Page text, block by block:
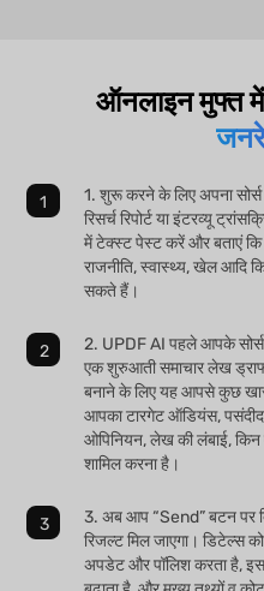
ऑनलाइन मुफ्त
1. शुरू करने के लिए अपना
रिसर्च रिपोर्ट या इंटरव्यू
में टेक्स्ट पेस्ट करें और बताएं
राजनीति, स्वास्थ्य, खेल आदि
सकते हैं।
2. UPDF AI पहले आपके
एक शुरुआती समाचार लेख
बनाने के लिए यह आपसे कुछ
आपका टारगेट ऑडियंस, पसंदीदा
ओपिनियन, लेख की लंबाई, किन
शामिल करना है।
3. अब आप “Send” बटन
रिजल्ट मिल जाएगा। डिटेल्स
अपडेट और पॉलिश करता है,